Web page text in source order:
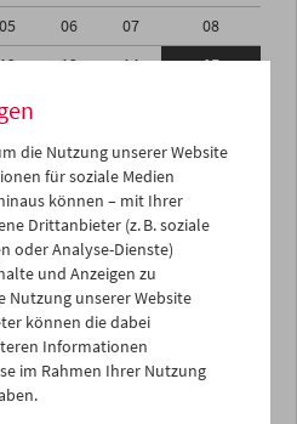
05 06 07
08
13 14
15
27
29
03 04
die Nutzung unserer Website
für soziale Medien
können – mit Ihrer
Drittanbieter (z. B. soziale
oder Analyse-Dienste)
und Anzeigen zu
Nutzung unserer Website
können die dabei
Informationen
im Rahmen Ihrer Nutzung